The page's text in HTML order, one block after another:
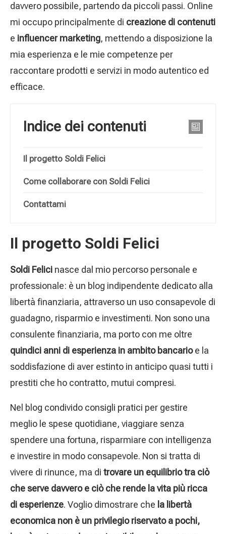
davvero possibile, partendo da piccoli passi. Online
mi occupo principalmente di creazione di contenuti
e influencer marketing, mettendo a disposizione la
mia esperienza e le mie competenze per
raccontare prodotti e servizi in modo autentico ed
efficace.
Indice dei contenuti
Il progetto Soldi Felici
Come collaborare con Soldi Felici
Contattami
Il progetto Soldi Felici
Soldi Felici nasce dal mio percorso personale e
professionale: è un blog indipendente dedicato alla
libertà finanziaria, attraverso un uso consapevole di
guadagno, risparmio e investimenti. Non sono una
consulente finanziaria, ma porto con me oltre
quindici anni di esperienza in ambito bancarioe la
soddisfazione di aver estinto in anticipo quasi tutti i
prestiti che ho contratto, mutui compresi.
Nel blog condivido consigli pratici per gestire
meglio le spese quotidiane, viaggiare senza
spendere una fortuna, risparmiare con intelligenza
e investire in modo consapevole. Non si tratta di
vivere di rinunce, ma di trovare un equilibrio tra ciò
che serve davvero e ciò che rende la vita più ricca
di esperienze. Voglio dimostrare che la libertà
economica non è un privilegio riservato a pochi,